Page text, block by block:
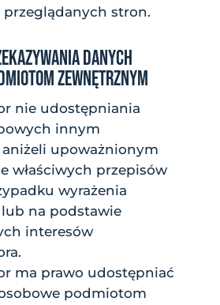
przeglądanych stron.
DANYCH
ZEWNĘTRZNYM
nie udostępniania
innym
upoważnionym
właściwych przepisów
wyrażenia
na podstawie
interesów
ma prawo udostępniać
podmiotom